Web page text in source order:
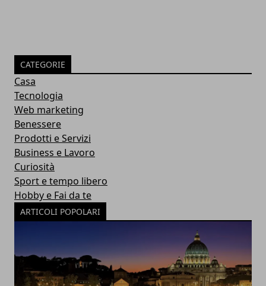
CATEGORIE
Casa
Tecnologia
Web marketing
Benessere
Prodotti e Servizi
Business e Lavoro
Curiosità
Sport e tempo libero
Hobby e Fai da te
ARTICOLI POPOLARI